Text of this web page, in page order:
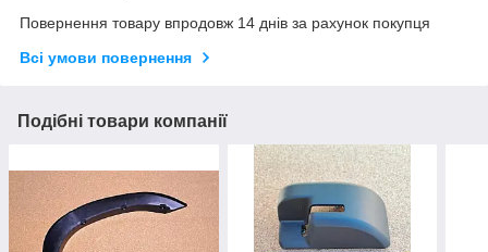
Повернення товару впродовж 14 днів за рахунок покупця
Всі умови повернення
Подібні товари компанії